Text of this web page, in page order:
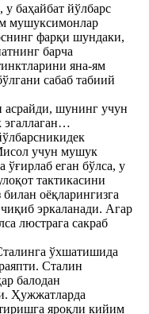
баҳайбат йўлбарс
мушуксимонлар
фарқи шундаки,
барча
яна-ям
сабаб табиий
асрайди, шунинг учун
эгаллаган…
учун мушук
ўғирлаб еган бўлса, у
тактикасини
оёқларингизга
чиқиб эркаланади. Агар
люстрага сакраб
ўхшатишида
Сталин
балодан
Ҳужжатларда
яроқли кийим